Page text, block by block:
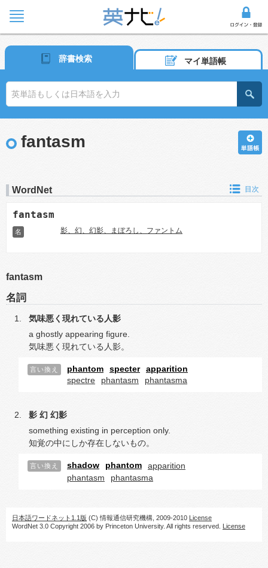
辞書検索 マイ単語帳
fantasm
WordNet 目次
fantasm
名 影、幻、幻影、まぼろし、ファントム
fantasm
名詞
気味悪く現れている人影
a ghostly appearing figure.
気味悪く現れている人影。
言い換え phantom specter
apparition
spectre
phantasm phantasma
影 幻 幻影
something existing in perception only.
知覚の中にしか存在しないもの。
言い換え shadow phantom
apparition
phantasm
phantasma
日本語ワードネット1.1版 (C) 情報通信研究機構, 2009-2010 License
WordNet 3.0 Copyright 2006 by Princeton University. All rights reserved. License